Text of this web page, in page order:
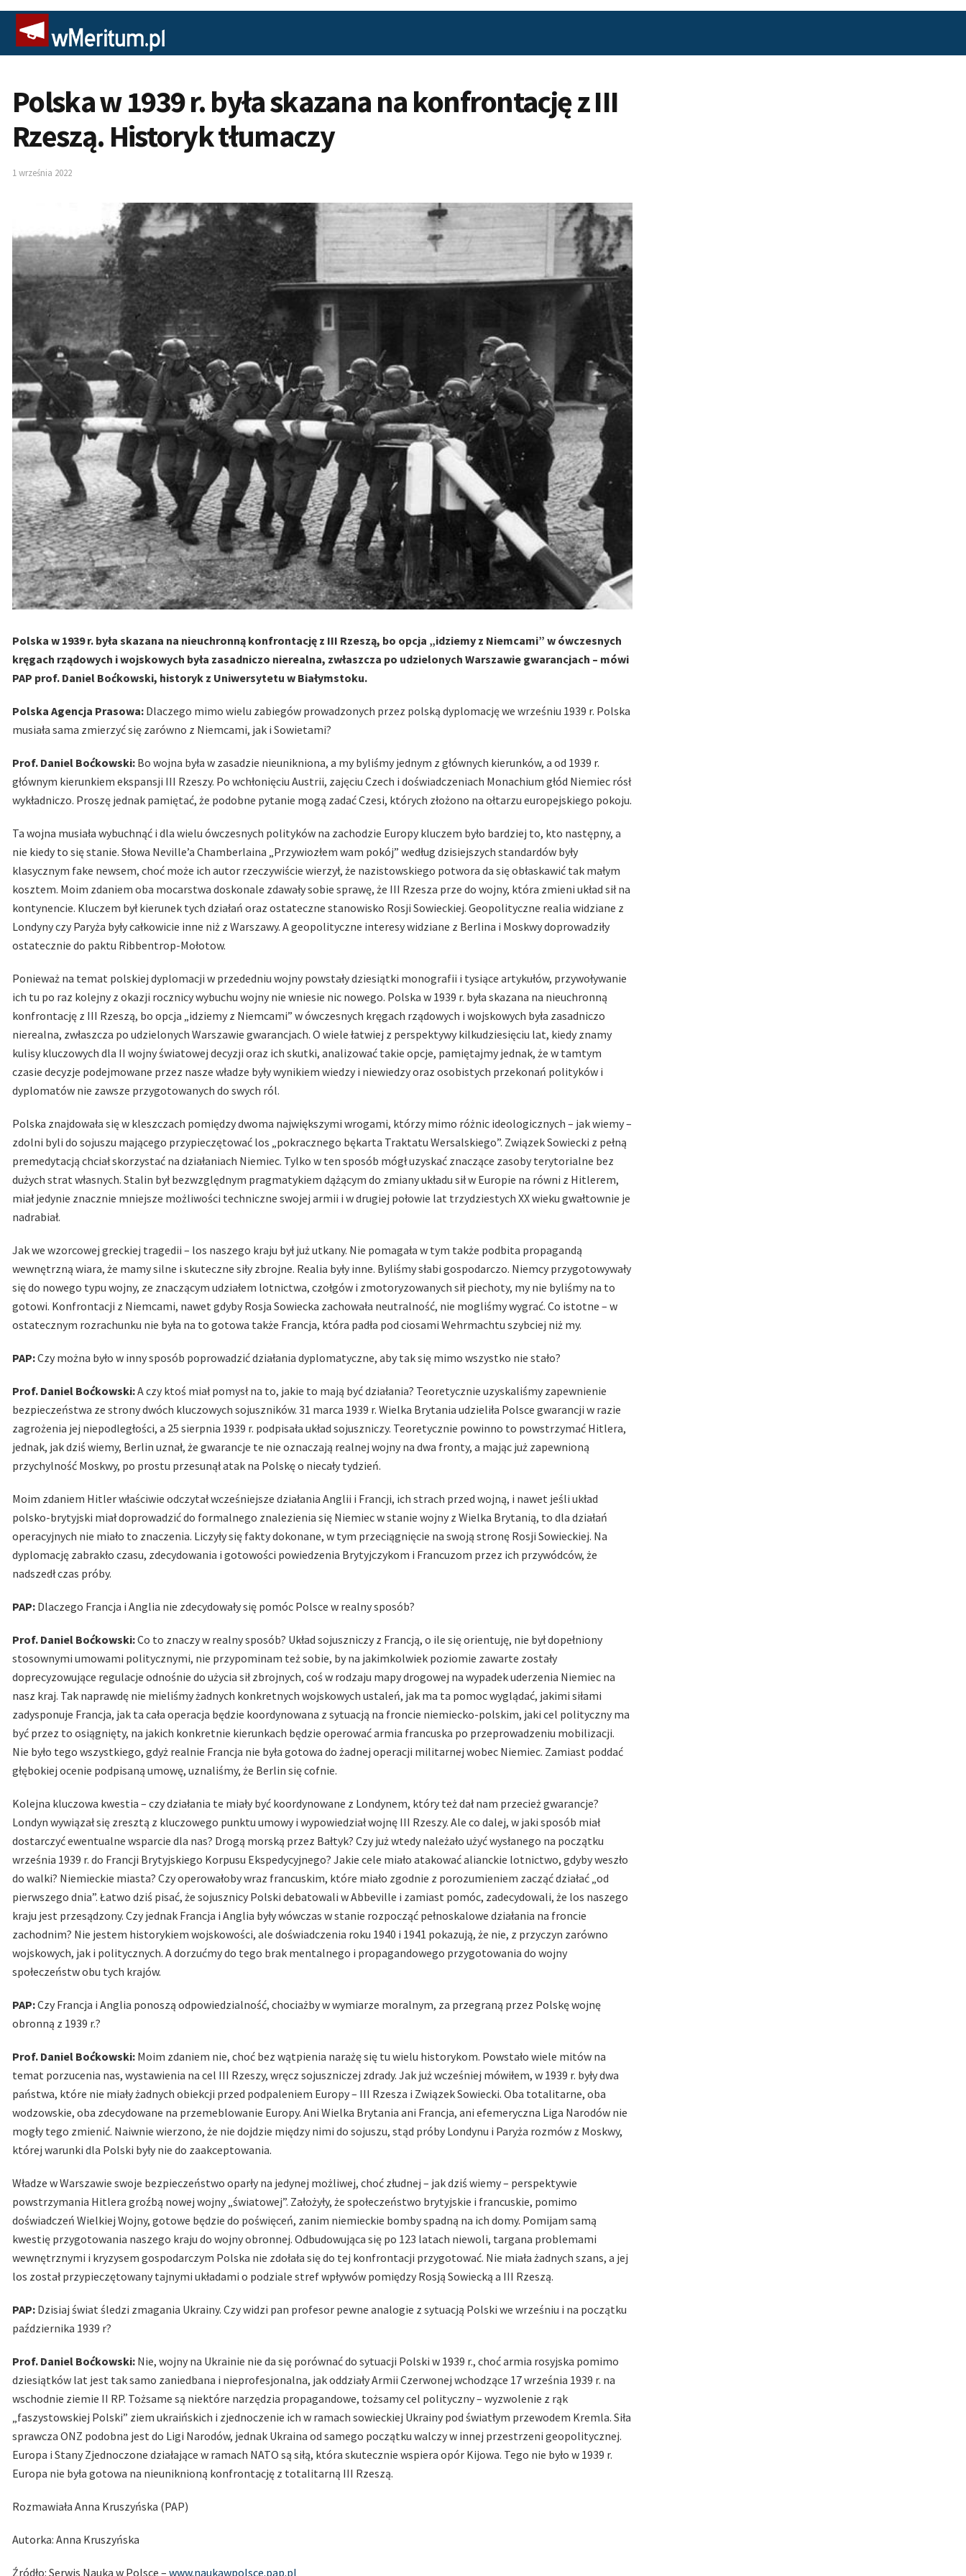
Polska w 1939 r. była skazana na konfrontację z III
Rzeszą. Historyk tłumaczy
1 września 2022
Polska w 1939 r. była skazana na nieuchronną konfrontację z III Rzeszą, bo opcja „idziemy z Niemcami” w ówczesnych
kręgach rządowych i wojskowych była zasadniczo nierealna, zwłaszcza po udzielonych Warszawie gwarancjach – mówi
PAP prof. Daniel Boćkowski, historyk z Uniwersytetu w Białymstoku.
Polska Agencja Prasowa: Dlaczego mimo wielu zabiegów prowadzonych przez polską dyplomację we wrześniu 1939 r. Polska
musiała sama zmierzyć się zarówno z Niemcami, jak i Sowietami?
Prof. Daniel Boćkowski: Bo wojna była w zasadzie nieunikniona, a my byliśmy jednym z głównych kierunków, a od 1939 r.
głównym kierunkiem ekspansji III Rzeszy. Po wchłonięciu Austrii, zajęciu Czech i doświadczeniach Monachium głód Niemiec rósł
wykładniczo. Proszę jednak pamiętać, że podobne pytanie mogą zadać Czesi, których złożono na ołtarzu europejskiego pokoju.
Ta wojna musiała wybuchnąć i dla wielu ówczesnych polityków na zachodzie Europy kluczem było bardziej to, kto następny, a
nie kiedy to się stanie. Słowa Neville’a Chamberlaina „Przywiozłem wam pokój” według dzisiejszych standardów były
klasycznym fake newsem, choć może ich autor rzeczywiście wierzył, że nazistowskiego potwora da się obłaskawić tak małym
kosztem. Moim zdaniem oba mocarstwa doskonale zdawały sobie sprawę, że III Rzesza prze do wojny, która zmieni układ sił na
kontynencie. Kluczem był kierunek tych działań oraz ostateczne stanowisko Rosji Sowieckiej. Geopolityczne realia widziane z
Londyny czy Paryża były całkowicie inne niż z Warszawy. A geopolityczne interesy widziane z Berlina i Moskwy doprowadziły
ostatecznie do paktu Ribbentrop-Mołotow.
Ponieważ na temat polskiej dyplomacji w przededniu wojny powstały dziesiątki monografii i tysiące artykułów, przywoływanie
ich tu po raz kolejny z okazji rocznicy wybuchu wojny nie wniesie nic nowego. Polska w 1939 r. była skazana na nieuchronną
konfrontację z III Rzeszą, bo opcja „idziemy z Niemcami” w ówczesnych kręgach rządowych i wojskowych była zasadniczo
nierealna, zwłaszcza po udzielonych Warszawie gwarancjach. O wiele łatwiej z perspektywy kilkudziesięciu lat, kiedy znamy
kulisy kluczowych dla II wojny światowej decyzji oraz ich skutki, analizować takie opcje, pamiętajmy jednak, że w tamtym
czasie decyzje podejmowane przez nasze władze były wynikiem wiedzy i niewiedzy oraz osobistych przekonań polityków i
dyplomatów nie zawsze przygotowanych do swych ról.
Polska znajdowała się w kleszczach pomiędzy dwoma największymi wrogami, którzy mimo różnic ideologicznych – jak wiemy –
zdolni byli do sojuszu mającego przypieczętować los „pokracznego bękarta Traktatu Wersalskiego”. Związek Sowiecki z pełną
premedytacją chciał skorzystać na działaniach Niemiec. Tylko w ten sposób mógł uzyskać znaczące zasoby terytorialne bez
dużych strat własnych. Stalin był bezwzględnym pragmatykiem dążącym do zmiany układu sił w Europie na równi z Hitlerem,
miał jedynie znacznie mniejsze możliwości techniczne swojej armii i w drugiej połowie lat trzydziestych XX wieku gwałtownie je
nadrabiał.
Jak we wzorcowej greckiej tragedii – los naszego kraju był już utkany. Nie pomagała w tym także podbita propagandą
wewnętrzną wiara, że mamy silne i skuteczne siły zbrojne. Realia były inne. Byliśmy słabi gospodarczo. Niemcy przygotowywały
się do nowego typu wojny, ze znaczącym udziałem lotnictwa, czołgów i zmotoryzowanych sił piechoty, my nie byliśmy na to
gotowi. Konfrontacji z Niemcami, nawet gdyby Rosja Sowiecka zachowała neutralność, nie mogliśmy wygrać. Co istotne – w
ostatecznym rozrachunku nie była na to gotowa także Francja, która padła pod ciosami Wehrmachtu szybciej niż my.
PAP:Czy można było w inny sposób poprowadzić działania dyplomatyczne, aby tak się mimo wszystko nie stało?
Prof. Daniel Boćkowski:A czy ktoś miał pomysł na to, jakie to mają być działania? Teoretycznie uzyskaliśmy zapewnienie
bezpieczeństwa ze strony dwóch kluczowych sojuszników. 31 marca 1939 r. Wielka Brytania udzieliła Polsce gwarancji w razie
zagrożenia jej niepodległości, a 25 sierpnia 1939 r. podpisała układ sojuszniczy. Teoretycznie powinno to powstrzymać Hitlera,
jednak, jak dziś wiemy, Berlin uznał, że gwarancje te nie oznaczają realnej wojny na dwa fronty, a mając już zapewnioną
przychylność Moskwy, po prostu przesunął atak na Polskę o niecały tydzień.
Moim zdaniem Hitler właściwie odczytał wcześniejsze działania Anglii i Francji, ich strach przed wojną, i nawet jeśli układ
polsko-brytyjski miał doprowadzić do formalnego znalezienia się Niemiec w stanie wojny z Wielka Brytanią, to dla działań
operacyjnych nie miało to znaczenia. Liczyły się fakty dokonane, w tym przeciągnięcie na swoją stronę Rosji Sowieckiej. Na
dyplomację zabrakło czasu, zdecydowania i gotowości powiedzenia Brytyjczykom i Francuzom przez ich przywódców, że
nadszedł czas próby.
PAP: Dlaczego Francja i Anglia nie zdecydowały się pomóc Polsce w realny sposób?
Prof. Daniel Boćkowski:Co to znaczy w realny sposób? Układ sojuszniczy z Francją, o ile się orientuję, nie był dopełniony
stosownymi umowami politycznymi, nie przypominam też sobie, by na jakimkolwiek poziomie zawarte zostały
doprecyzowujące regulacje odnośnie do użycia sił zbrojnych, coś w rodzaju mapy drogowej na wypadek uderzenia Niemiec na
nasz kraj. Tak naprawdę nie mieliśmy żadnych konkretnych wojskowych ustaleń, jak ma ta pomoc wyglądać, jakimi siłami
zadysponuje Francja, jak ta cała operacja będzie koordynowana z sytuacją na froncie niemiecko-polskim, jaki cel polityczny ma
być przez to osiągnięty, na jakich konkretnie kierunkach będzie operować armia francuska po przeprowadzeniu mobilizacji.
Nie było tego wszystkiego, gdyż realnie Francja nie była gotowa do żadnej operacji militarnej wobec Niemiec. Zamiast poddać
głębokiej ocenie podpisaną umowę, uznaliśmy, że Berlin się cofnie.
Kolejna kluczowa kwestia – czy działania te miały być koordynowane z Londynem, który też dał nam przecież gwarancje?
Londyn wywiązał się zresztą z kluczowego punktu umowy i wypowiedział wojnę III Rzeszy. Ale co dalej, w jaki sposób miał
dostarczyć ewentualne wsparcie dla nas? Drogą morską przez Bałtyk? Czy już wtedy należało użyć wysłanego na początku
września 1939 r. do Francji Brytyjskiego Korpusu Ekspedycyjnego? Jakie cele miało atakować alianckie lotnictwo, gdyby weszło
do walki? Niemieckie miasta? Czy operowałoby wraz francuskim, które miało zgodnie z porozumieniem zacząć działać „od
pierwszego dnia”. Łatwo dziś pisać, że sojusznicy Polski debatowali w Abbeville i zamiast pomóc, zadecydowali, że los naszego
kraju jest przesądzony. Czy jednak Francja i Anglia były wówczas w stanie rozpocząć pełnoskalowe działania na froncie
zachodnim? Nie jestem historykiem wojskowości, ale doświadczenia roku 1940 i 1941 pokazują, że nie, z przyczyn zarówno
wojskowych, jak i politycznych. A dorzućmy do tego brak mentalnego i propagandowego przygotowania do wojny
społeczeństw obu tych krajów.
PAP:Czy Francja i Anglia ponoszą odpowiedzialność, chociażby w wymiarze moralnym, za przegraną przez Polskę wojnę
obronną z 1939 r.?
Prof. Daniel Boćkowski: Moim zdaniem nie, choć bez wątpienia narażę się tu wielu historykom. Powstało wiele mitów na
temat porzucenia nas, wystawienia na cel III Rzeszy, wręcz sojuszniczej zdrady. Jak już wcześniej mówiłem, w 1939 r. były dwa
państwa, które nie miały żadnych obiekcji przed podpaleniem Europy – III Rzesza i Związek Sowiecki. Oba totalitarne, oba
wodzowskie, oba zdecydowane na przemeblowanie Europy. Ani Wielka Brytania ani Francja, ani efemeryczna Liga Narodów nie
mogły tego zmienić. Naiwnie wierzono, że nie dojdzie między nimi do sojuszu, stąd próby Londynu i Paryża rozmów z Moskwy,
której warunki dla Polski były nie do zaakceptowania.
Władze w Warszawie swoje bezpieczeństwo oparły na jedynej możliwej, choć złudnej – jak dziś wiemy – perspektywie
powstrzymania Hitlera groźbą nowej wojny „światowej”. Założyły, że społeczeństwo brytyjskie i francuskie, pomimo
doświadczeń Wielkiej Wojny, gotowe będzie do poświęceń, zanim niemieckie bomby spadną na ich domy. Pomijam samą
kwestię przygotowania naszego kraju do wojny obronnej. Odbudowująca się po 123 latach niewoli, targana problemami
wewnętrznymi i kryzysem gospodarczym Polska nie zdołała się do tej konfrontacji przygotować. Nie miała żadnych szans, a jej
los został przypieczętowany tajnymi układami o podziale stref wpływów pomiędzy Rosją Sowiecką a III Rzeszą.
PAP: Dzisiaj świat śledzi zmagania Ukrainy. Czy widzi pan profesor pewne analogie z sytuacją Polski we wrześniu i na początku
października 1939 r?
Prof. Daniel Boćkowski: Nie, wojny na Ukrainie nie da się porównać do sytuacji Polski w 1939 r., choć armia rosyjska pomimo
dziesiątków lat jest tak samo zaniedbana i nieprofesjonalna, jak oddziały Armii Czerwonej wchodzące 17 września 1939 r. na
wschodnie ziemie II RP. Tożsame są niektóre narzędzia propagandowe, tożsamy cel polityczny – wyzwolenie z rąk
„faszystowskiej Polski” ziem ukraińskich i zjednoczenie ich w ramach sowieckiej Ukrainy pod światłym przewodem Kremla. Siła
sprawcza ONZ podobna jest do Ligi Narodów, jednak Ukraina od samego początku walczy w innej przestrzeni geopolitycznej.
Europa i Stany Zjednoczone działające w ramach NATO są siłą, która skutecznie wspiera opór Kijowa. Tego nie było w 1939 r.
Europa nie była gotowa na nieuniknioną konfrontację z totalitarną III Rzeszą.
Rozmawiała Anna Kruszyńska (PAP)
Autorka: Anna Kruszyńska
Źródło: Serwis Nauka w Polsce – www.naukawpolsce.pap.pl